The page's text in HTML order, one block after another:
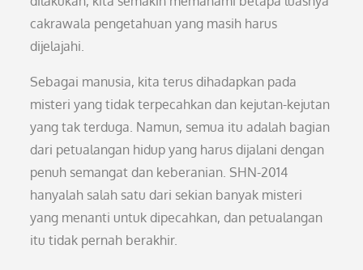
cakrawala pengetahuan yang masih harus
dijelajahi.
Sebagai manusia, kita terus dihadapkan pada
misteri yang tidak terpecahkan dan kejutan-kejutan
yang tak terduga. Namun, semua itu adalah bagian
dari petualangan hidup yang harus dijalani dengan
penuh semangat dan keberanian. SHN-2014
hanyalah salah satu dari sekian banyak misteri
yang menanti untuk dipecahkan, dan petualangan
itu tidak pernah berakhir.